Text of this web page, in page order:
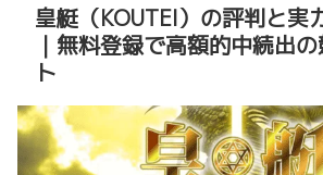
皇艇（KOUTEI）の評判と実
｜無料登録で高額的中続出
ト